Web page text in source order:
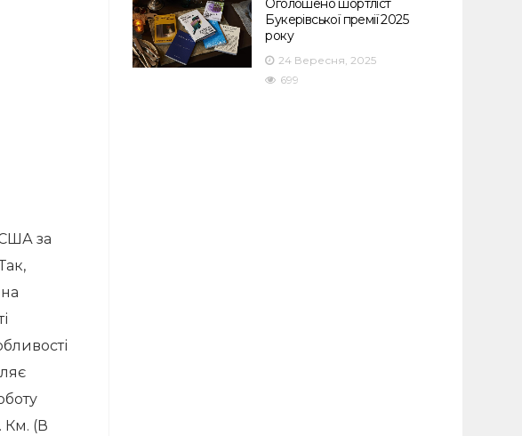
США за
Км. (В
Оголошено шортліст
Букерівської премії 2025
року
24 Вересня, 2025
699